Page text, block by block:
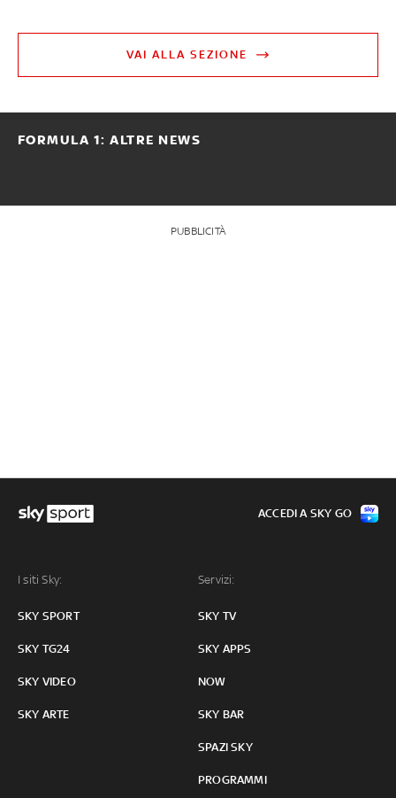
VAI ALLA SEZIONE
FORMULA 1: ALTRE NEWS
PUBBLICITÀ
I siti Sky:
SKY SPORT
SKY TG24
SKY VIDEO
SKY ARTE
Servizi:
SKY TV
SKY APPS
NOW
SKY BAR
SPAZI SKY
PROGRAMMI
ACCEDI A SKY GO